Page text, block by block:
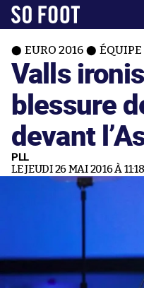
EURO 2016 ÉQUIPE
Valls
blessure
devant
PLL
LE JEUDI 26 MAI 2016 À 11:18